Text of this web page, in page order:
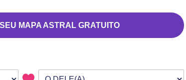
MAPA ASTRAL GRATUITO